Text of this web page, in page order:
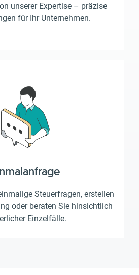
unserer Expertise – präzise
für Ihr Unternehmen.
Steuerfragen, erstellen
oder beraten Sie hinsichtlich
Einzelfälle.